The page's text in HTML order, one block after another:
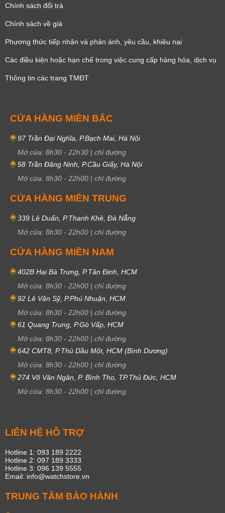
Chính sách đổi trả
Chính sách về giá
Phương thức tiếp nhận và phản ánh, yêu cầu, khiêu nại
Các điều kiện hoặc hạn chế trong việc cung cấp hàng hóa, dịch vụ
Thông tin các trang TMĐT
CỬA HÀNG MIỀN BẮC
97 Trần Đại Nghĩa, P.Bạch Mai, Hà Nội
Mở cửa: 8h30 - 22h30 | chỉ đường
58 Trần Đăng Ninh, P.Cầu Giấy, Hà Nội
Mở cửa: 8h30 - 22h00 | chỉ đường
CỬA HÀNG MIỀN TRUNG
339 Lê Duẩn, P.Thanh Khê, Đà Nẵng
Mở cửa: 8h30 - 22h00 | chỉ đường
CỬA HÀNG MIỀN NAM
402B Hai Bà Trưng, P.Tân Định, HCM
Mở cửa: 8h30 - 22h00 | chỉ đường
92 Lê Văn Sỹ, P.Phú Nhuận, HCM
Mở cửa: 8h30 - 22h00 | chỉ đường
61 Quang Trung, P.Gò Vấp, HCM
Mở cửa: 8h30 - 22h00 | chỉ đường
642 CMT8, P.Thủ Dầu Một, HCM (Bình Dương)
Mở cửa: 8h30 - 22h00 | chỉ đường
274 Võ Văn Ngân, P. Bình Thọ, TP.Thủ Đức, HCM
Mở cửa: 8h30 - 22h00 | chỉ đường
LIÊN HỆ HỖ TRỢ
Hotline 1: 093 189 2222
Hotline 2: 097 189 3333
Hotline 3: 096 139 5555
Email: info@watchstore.vn
TRUNG TÂM BẢO HÀNH